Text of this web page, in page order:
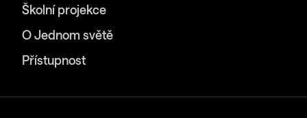
Školní projekce
O Jednom světě
Přístupnost